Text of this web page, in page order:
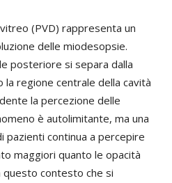
(PVD) rappresenta un
delle miodesopsie.
posteriore si separa dalla
la regione centrale della cavità
la percezione delle
è autolimitante, ma una
pazienti continua a percepire
maggiori quanto le opacità
questo contesto che si